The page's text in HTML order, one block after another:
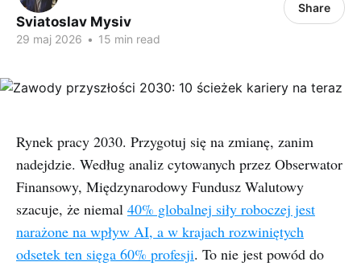
Sviatoslav Mysiv
29 maj 2026 • 15 min read
Share
Rynek pracy 2030. Przygotuj się na zmianę, zanim
nadejdzie. Według analiz cytowanych przez Obserwator
Finansowy, Międzynarodowy Fundusz Walutowy
szacuje, że niemal 40% globalnej siły roboczej jest
narażone na wpływ AI, a w krajach rozwiniętych
odsetek ten sięga 60% profesji. To nie jest powód do